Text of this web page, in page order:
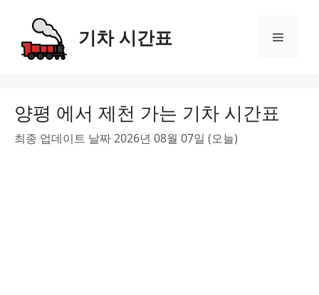
content
기차 시간표 Menu
양평 에서 제천 가는 기차 시간표
최종 업데이트 날짜 2026년 08월 07일 (오늘)